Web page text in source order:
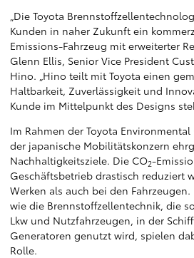
„Die Toyota
Kunden in naher Zukunft ein
Emissions-Fahrzeug mit erweiterter
Glenn Ellis, Senior Vice President
Hino. „Hino teilt mit Toyota einen
Haltbarkeit, Zuverlässigkeit und
Kunde im Mittelpunkt des Designs
Im Rahmen der Toyota
der japanische Mobilitätskonzern
Nachhaltigkeitsziele. Die CO2-
Geschäftsbetrieb drastisch reduziert
Werken als auch bei den
wie die Brennstoffzellentechnik, die
Lkw und Nutzfahrzeugen, in der
Generatoren genutzt wird, spielen
Rolle.